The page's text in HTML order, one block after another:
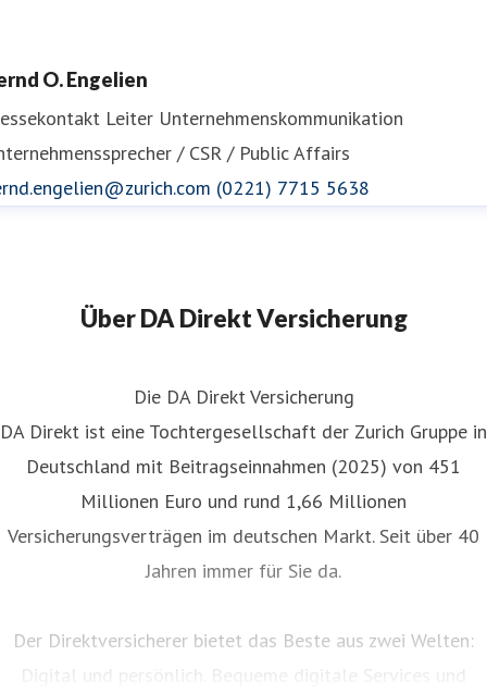
O. Engelien
Leiter Unternehmenskommunikation
/ CSR / Public Affairs
(0221) 7715 5638
Über DA Direkt Versicherung
Die DA Direkt Versicherung
DA Direkt ist eine Tochtergesellschaft der Zurich Gruppe in
Deutschland mit Beitragseinnahmen (2025) von 451
Millionen Euro und rund 1,66 Millionen
Versicherungsverträgen im deutschen Markt. Seit über 40
Jahren immer für Sie da.
Der Direktversicherer bietet das Beste aus zwei Welten:
Digital und persönlich. Bequeme digitale Services und